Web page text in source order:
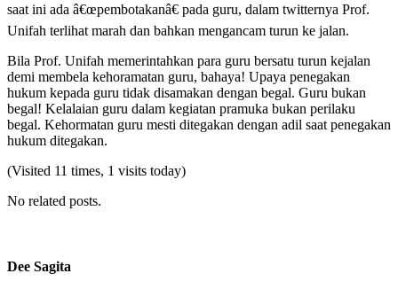
saat ini ada â€œpembotakanâ€ pada guru, dalam twitternya Prof.
Unifah terlihat marah dan bahkan mengancam turun ke jalan.
Bila Prof. Unifah memerintahkan para guru bersatu turun kejalan
demi membela kehoramatan guru, bahaya! Upaya penegakan
hukum kepada guru tidak disamakan dengan begal. Guru bukan
begal! Kelalaian guru dalam kegiatan pramuka bukan perilaku
begal. Kehormatan guru mesti ditegakan dengan adil saat penegakan
hukum ditegakan.
(Visited 11 times, 1 visits today)
No related posts.
Dee Sagita